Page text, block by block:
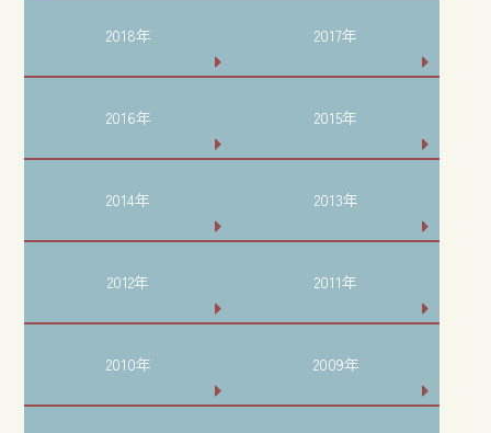
2018年 2017年
2016年 2015年
2014年 2013年
2012年 2011年
2010年 2009年